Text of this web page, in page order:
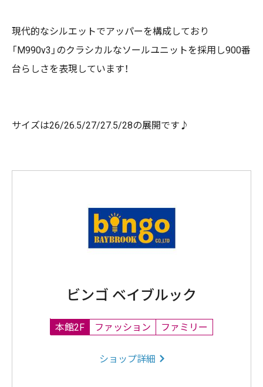
現代的なシルエットでアッパーを構成しており
「M990v3」のクラシカルなソールユニットを採用し900番
台らしさを表現しています！
サイズは26/26.5/27/27.5/28の展開です♪
ビンゴ ベイブルック
本館2F ファッション ファミリー
ショップ詳細